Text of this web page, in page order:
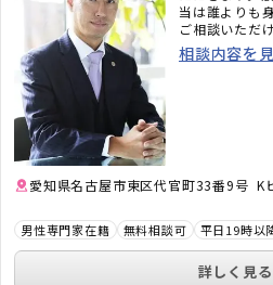
当は誰よりも
ご相談いただ
相談内容を
愛知県名古屋市東区代官町33番9号 K
男性専門家在籍 無料相談可 平日19時以
詳しく見る